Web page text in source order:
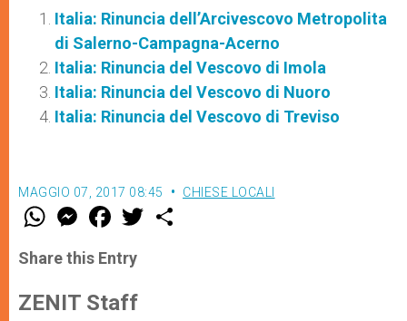
Italia: Rinuncia dell’Arcivescovo Metropolita
di Salerno-Campagna-Acerno
Italia: Rinuncia del Vescovo di Imola
Italia: Rinuncia del Vescovo di Nuoro
Italia: Rinuncia del Vescovo di Treviso
MAGGIO 07, 2017 08:45 CHIESE LOCALI
W
t
s
p
p
M
e
s
e
g
e
F
a
e
b
o
k
w
Share this Entry
ZENIT Staff